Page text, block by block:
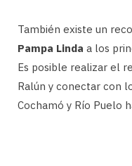
También existe un
Pampa Linda a los
Es posible realizar el
Ralún y conectar con
Cochamó y Río Puelo